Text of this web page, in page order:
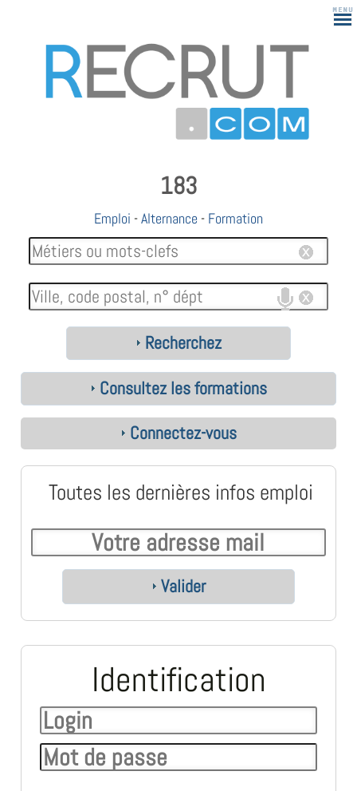
183
Emploi -Alternance - Formation
Recherchez
Consultez les formations
Connectez-vous
Toutes les dernières infos emploi
Valider
Identification